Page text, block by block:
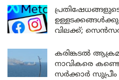
വിലക്ക്;
കരിങ്കടൽ
നാവികരെ
സർക്കാർ